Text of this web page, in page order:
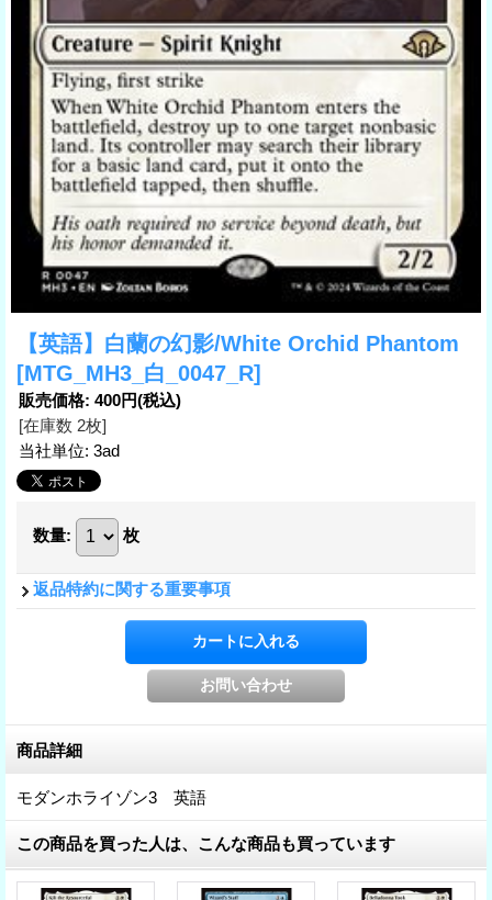
【英語】白蘭の幻影/White Orchid Phantom
[MTG_MH3_白_0047_R]
販売価格: 400円(税込)
[在庫数 2枚]
当社単位: 3ad
数量: 枚
返品特約に関する重要事項
商品詳細
モダンホライゾン3 英語
この商品を買った人は、こんな商品も買っています